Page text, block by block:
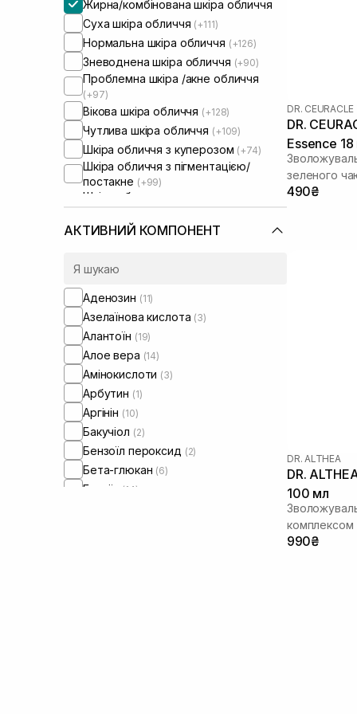
Жирна/комбінована шкіра обличчя
Суха шкіра обличчя (+111)
Нормальна шкіра обличчя (+126)
Зневоднена шкіра обличчя (+90)
Проблемна шкіра /акне обличчя
(+97)
Вікова шкіра обличчя (+128)
Чутлива шкіра обличчя (+109)
Шкіра обличчя з куперозом (+74)
Шкіра обличчя з пігментацією/
постакне (+99)
Шкіра обличчя з розширеними
порами
Шкіра обличчя з порушеним
мікробіомом
АКТИВНИЙ КОМПОНЕНТ
Аденозин (11)
Азелаїнова кислота (3)
Алантоїн (19)
Алое вера (14)
Амінокислоти (3)
Арбутин (1)
Аргінін (10)
Бакучіол (2)
Бензоїл пероксид (2)
Бета-глюкан (6)
Бетаїн (14)
DR. CEURACLE
DR.
Essence
зеленого
490₴
DR. ALTHEA
DR.
100 мл
комплексом
990₴